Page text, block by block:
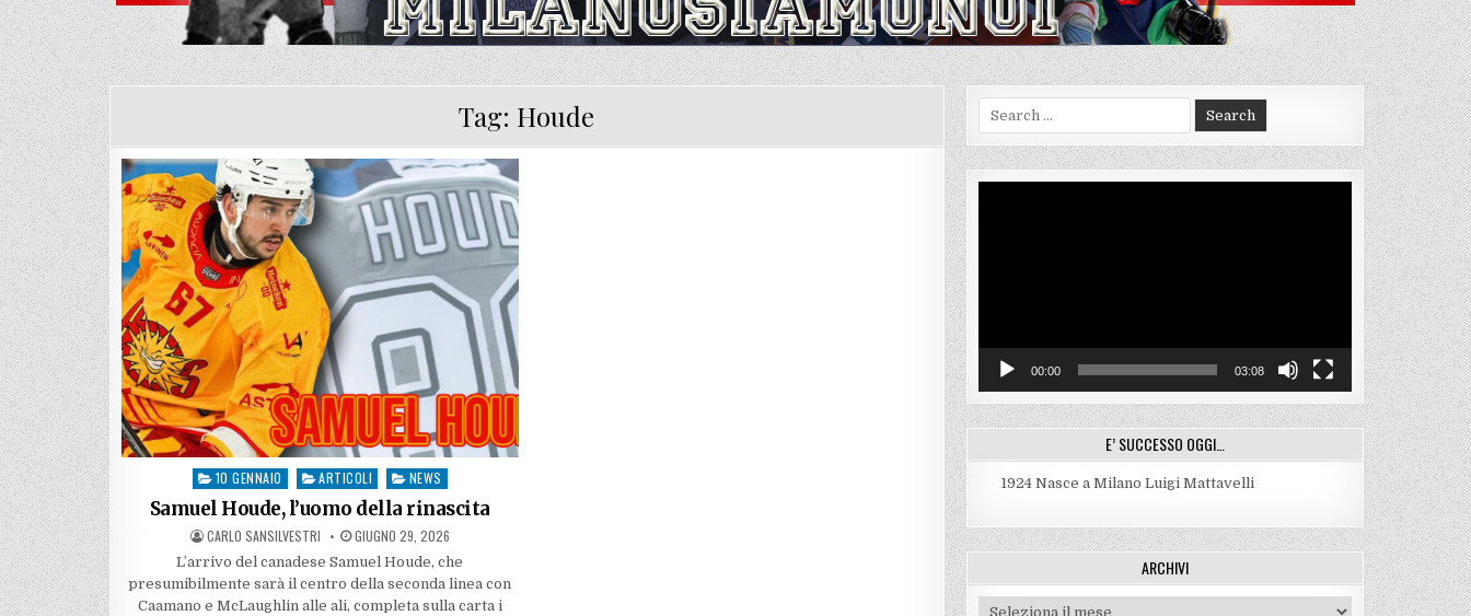
Tag: Houde
Posted
10 GENNAIO ARTICOLI NEWS
Samuel Houde, l’uomo della rinascita
AUTHOR:
CARLO SANSILVESTRI PUBLISHED
DATE:
GIUGNO 29, 2026
L’arrivo del canadese Samuel Houde, che
presumibilmente sarà il centro della seconda linea con
Caamano e McLaughlin alle ali, completa sulla carta i
Search
for:
00:00 03:08
E’ SUCCESSO OGGI…
1924 Nasce a Milano Luigi Mattavelli
ARCHIVI
Archivi